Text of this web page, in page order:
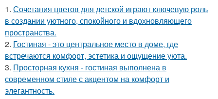
1. Сочетания цветов для детской играют ключевую роль
в создании уютного, спокойного и вдохновляющего
пространства.
2. Гостиная - это центральное место в доме, где
встречаются комфорт, эстетика и ощущение уюта.
3. Просторная кухня - гостиная выполнена в
современном стиле с акцентом на комфорт и
элегантность.